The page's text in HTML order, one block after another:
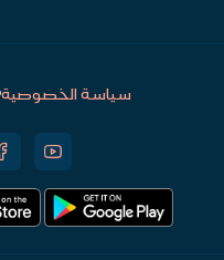
سياسة الخصوصية